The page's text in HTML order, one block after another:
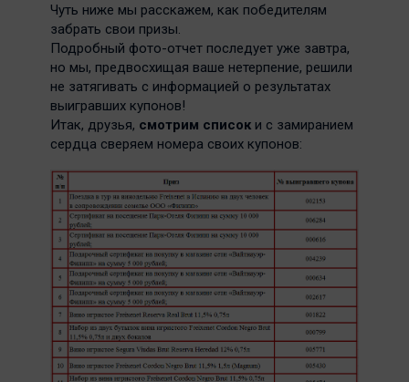
Чуть ниже мы расскажем, как победителям
забрать свои призы.
Подробный фото-отчет последует уже завтра,
но мы, предвосхищая ваше нетерпение, решили
не затягивать с информацией о результатах
выигравших купонов!
Итак, друзья, смотрим список и с замиранием
сердца сверяем номера своих купонов: